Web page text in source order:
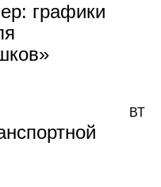
графики
ВТ